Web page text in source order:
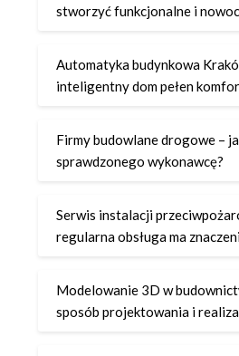
stworzyć funkcjonalne i
Automatyka budynkowa
inteligentny dom pełen
Firmy budowlane drogowe –
sprawdzonego wykonawcę?
Serwis instalacji
regularna obsługa ma
Modelowanie 3D w
sposób projektowania i